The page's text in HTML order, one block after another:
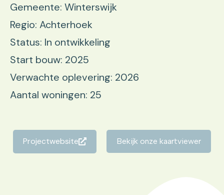
Gemeente: Winterswijk
Regio: Achterhoek
Status: In ontwikkeling
Start bouw: 2025
Verwachte oplevering: 2026
Aantal woningen: 25
Projectwebsite Bekijk onze kaartviewer